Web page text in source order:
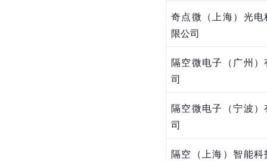
奇点微（上海）光电
限公司
隔空微电子（广州）
司
隔空微电子（宁波）
司
隔空（上海）智能科